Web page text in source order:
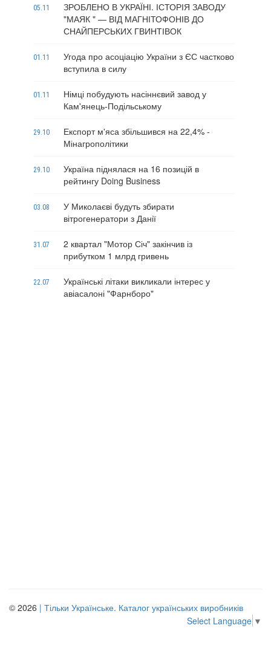
05.11
ЗРОБЛЕНО В УКРАЇНІ. ІСТОРІЯ ЗАВОДУ
"МАЯК " — ВІД МАГНІТОФОНІВ ДО
СНАЙПЕРСЬКИХ ГВИНТІВОК
01.11
Угода про асоціацію України з ЄС частково
вступила в силу
01.11
Німці побудують насіннєвий завод у
Кам'янець-Подільському
29.10
Експорт м'яса збільшився на 22,4% -
Мінагрополітики
29.10
Україна піднялася на 16 позицій в
рейтингу Doing Business
03.08
У Миколаєві будуть збирати
вітрогенератори з Данії
31.07
2 квартал "Мотор Січ" закінчив із
прибутком 1 млрд гривень
22.07
Українські літаки викликали інтерес у
авіасалоні "Фарнборо"
© 2026 | Тільки Українське. Каталог українських виробників
Select Language ▼